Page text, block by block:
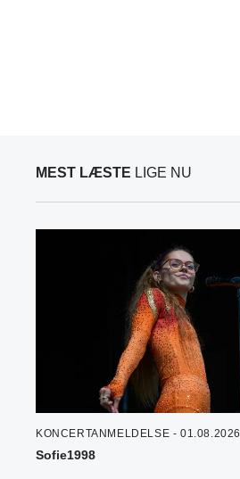
MEST LÆSTE LIGE NU
KONCERTANMELDELSE - 01.08.2026
Sofie1998